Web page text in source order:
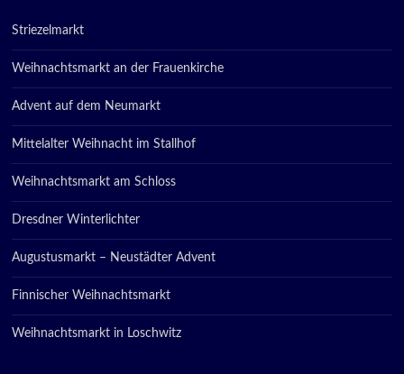
Striezelmarkt
Weihnachtsmarkt an der Frauenkirche
Advent auf dem Neumarkt
Mittelalter Weihnacht im Stallhof
Weihnachtsmarkt am Schloss
Dresdner Winterlichter
Augustusmarkt – Neustädter Advent
Finnischer Weihnachtsmarkt
Weihnachtsmarkt in Loschwitz